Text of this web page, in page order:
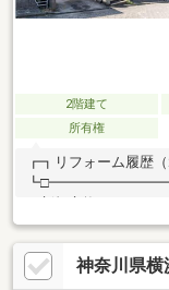
2階建て
所有権
┏┓リフォーム履歴（
（LIXIL ラルージュ
ユ）・1・2階トイレ
器新規交換（リンナ
塗装・和室畳張替・
神奈川県横